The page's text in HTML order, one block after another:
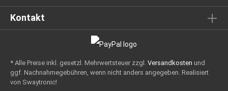
Kontakt
* Alle Preise inkl. gesetzl. Mehrwertsteuer zzgl. Versandkosten und
ggf. Nachnahmegebühren, wenn nicht anders angegeben. Realisiert
von Swaytronic!